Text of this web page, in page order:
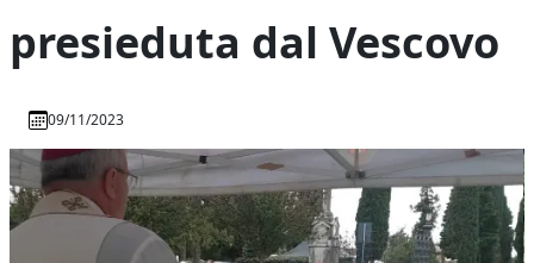
presieduta dal Vescovo
09/11/2023